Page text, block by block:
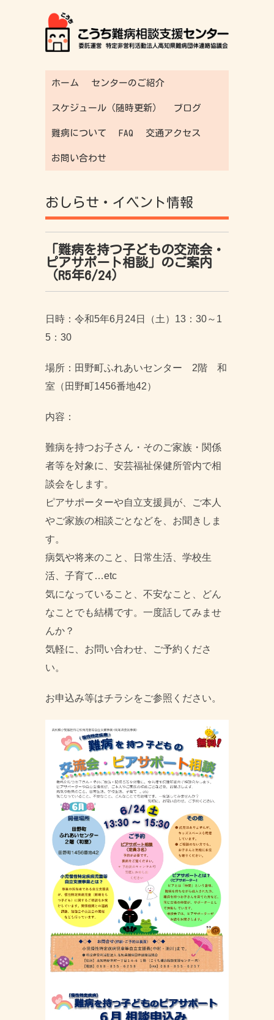
ホーム センターのご紹介
スケジュール（随時更新） ブログ
難病について FAQ 交通アクセス
お問い合わせ
おしらせ・イベント情報
「難病を持つ子どもの交流会・
ピアサポート相談」のご案内
（R5年6/24）
日時：令和5年6月24日（土）13：30～1
5：30
場所：田野町ふれあいセンター 2階 和
室（田野町1456番地42）
内容：
難病を持つお子さん・そのご家族・関係
者等を対象に、安芸福祉保健所管内で相
談会をします。
ピアサポーターや自立支援員が、ご本人
やご家族の相談ごとなどを、お聞きしま
す。
病気や将来のこと、日常生活、学校生
活、子育て…etc
気になっていること、不安なこと、どん
なことでも結構です。一度話してみませ
んか？
気軽に、お問い合わせ、ご予約くださ
い。
お申込み等はチラシをご参照ください。